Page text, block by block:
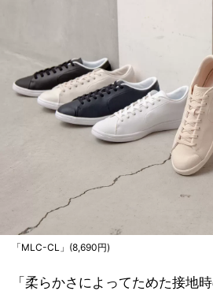
「MLC-CL」(8,690円)
「柔らかさによってためた接地